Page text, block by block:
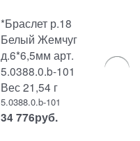
*Браслет р.18
Белый Жемчуг
д.6*6,5мм арт.
5.0388.0.b-101
Вес 21,54 г
5.0388.0.b-101
34 776руб.